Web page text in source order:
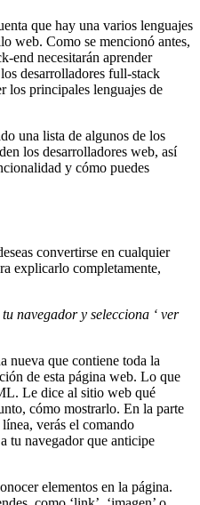
que hay una varios lenguajes
web. Como se mencionó antes,
end necesitarán aprender
desarrolladores full-stack
los principales lenguajes de
una lista de algunos de los
los desarrolladores web, así
y cómo puedes
convertirse en cualquier
explicarlo completamente,
navegador y selecciona ‘ ver
nueva que contiene toda la
de esta página web. Lo que
Le dice al sitio web qué
cómo mostrarlo. En la parte
verás el comando
tu navegador que anticipe
elementos en la página.